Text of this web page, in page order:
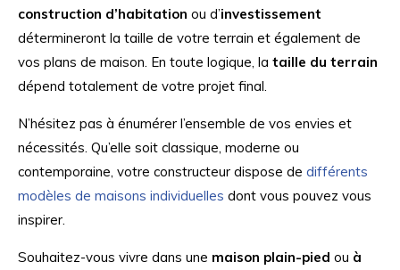
construction d’habitation ou d’investissement
détermineront la taille de votre terrain et également de
vos plans de maison. En toute logique, la taille du terrain
dépend totalement de votre projet final.
N’hésitez pas à énumérer l’ensemble de vos envies et
nécessités. Qu’elle soit classique, moderne ou
contemporaine, votre constructeur dispose de différents
modèles de maisons individuelles dont vous pouvez vous
inspirer.
Souhaitez-vous vivre dans une maison plain-pied ou à